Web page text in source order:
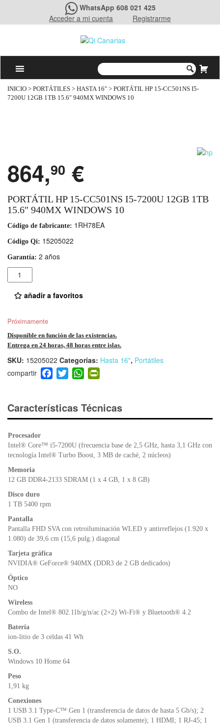
WhatsApp 608 021 425
Acceder a mi cuenta
Registrarme
INICIO > PORTÁTILES > HASTA 16" > PORTÁTIL HP 15-CC501NS I5-
7200U 12GB 1TB 15.6″ 940MX WINDOWS 10
864,90 €
PORTÁTIL HP 15-CC501NS I5-7200U 12GB 1TB
15.6″ 940MX WINDOWS 10
Código de fabricante: 1RH78EA
Código Qi: 15205022
Garantía: 2 años
Cantidad
añadir a favoritos
Próximamente
Disponible en función de las existencias.
Entrega en 24 horas, 48 horas entre islas.
SKU: 15205022 Categorías: Hasta 16", Portátiles
F
a
e
b
o
k
T
wi
er
W
h
s
A
p
ri
e
dl
y
Características Técnicas
Procesador
Intel® Core™ i5-7200U (frecuencia base de 2,5 GHz, hasta 3,1 GHz con
tecnología Intel® Turbo Boost, 3 MB de caché, 2 núcleos)
Memoria
12 GB DDR4-2133 SDRAM (1 x 4 GB, 1 x 8 GB)
Disco duro
1 TB 5400 rpm
Pantalla
Pantalla FHD SVA con retroiluminación WLED y antirreflejos (1.920 x
1.080) de 39,6 cm (15,6 pulg.) diagonal
Tarjeta gráfica
NVIDIA® GeForce® 940MX (DDR3 de 2 GB dedicados)
Óptico
NO
Wireless
Combo de Intel® 802.11b/g/n/ac (2×2) Wi-Fi® y Bluetooth® 4.2
Batería
ion-litio de 3 celdas 41 Wh
S.O.
Windows 10 Home 64
Peso
1,91 kg
Conexiones
1 USB 3.1 Type-C™ Gen 1 (transferencia de datos de hasta 5 Gb/s); 2
USB 3.1 Gen 1 (transferencia de datos solamente); 1 HDMI; 1 RJ-45; 1